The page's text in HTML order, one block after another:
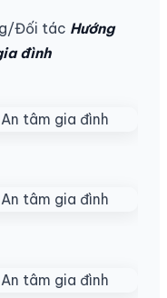
Đối tác Hướng
đình